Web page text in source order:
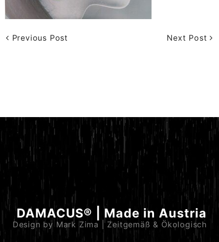
Previous Post Next Post
DAMACUS® | Made in Austria
Design by Mark Zima | Zeitgemäß & Ökologisch